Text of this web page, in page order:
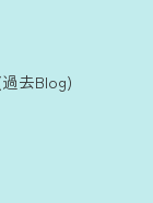
去Blog)